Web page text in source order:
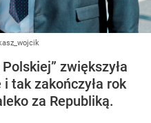
zwiększyła
tak zakończyła rok
za Republiką.